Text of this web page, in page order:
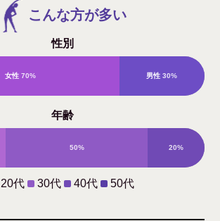
こんな方が多い
性別
女性 70% 男性 30%
年齢
50% 20% 0%
20代 30代 40代 50代